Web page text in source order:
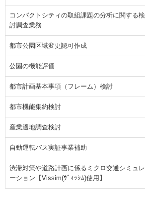
コンパクトシティの取組課題の分析に関する検
討調査業務
都市公園区域変更認可作成
公園の機能評価
都市計画基本事項（フレーム）検討
都市機能集約検討
産業適地調査検討
自動運転バス実証事業補助
渋滞対策や道路計画に係るミクロ交通シミュレ
ーション【Vissim(ｳﾞｨｯｼﾑ)使用】